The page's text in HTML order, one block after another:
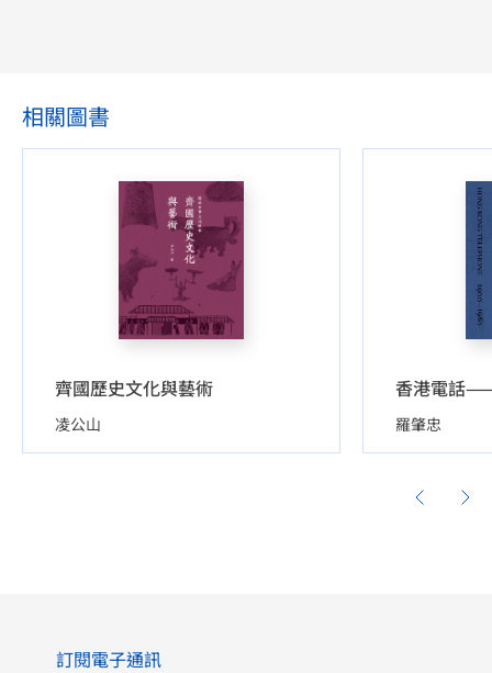
相關圖書
齊國歷史文化與藝術
凌公山
香港電話
羅肇忠
訂閱電子通訊